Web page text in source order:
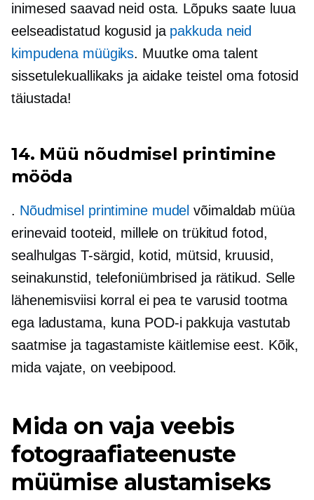
inimesed saavad neid osta. Lõpuks saate luua
eelseadistatud kogusid ja pakkuda neid
kimpudena müügiks. Muutke oma talent
sissetulekuallikaks ja aidake teistel oma fotosid
täiustada!
14. Müü nõudmisel printimine
mööda
. Nõudmisel printiminemudel võimaldab müüa
erinevaid tooteid, millele on trükitud fotod,
sealhulgas T-särgid, kotid, mütsid, kruusid,
seinakunstid, telefoniümbrised ja rätikud. Selle
lähenemisviisi korral ei pea te varusid tootma
ega ladustama, kuna POD-i pakkuja vastutab
saatmise ja tagastamiste käitlemise eest. Kõik,
mida vajate, on veebipood.
Mida on vaja veebis
fotograafiateenuste
müümise alustamiseks